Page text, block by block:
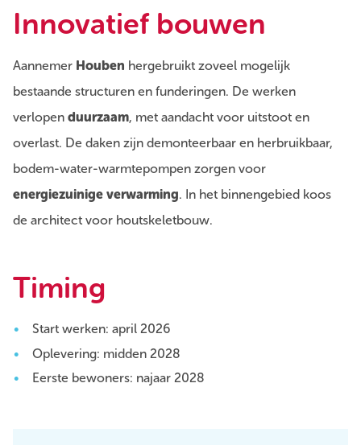
Innovatief bouwen
Aannemer Houben hergebruikt zoveel mogelijk
bestaande structuren en funderingen. De werken
verlopen duurzaam, met aandacht voor uitstoot en
overlast. De daken zijn demonteerbaar en herbruikbaar,
bodem-water-warmtepompen zorgen voor
energiezuinige verwarming. In het binnengebied koos
de architect voor houtskeletbouw.
Timing
Start werken: april 2026
Oplevering: midden 2028
Eerste bewoners: najaar 2028